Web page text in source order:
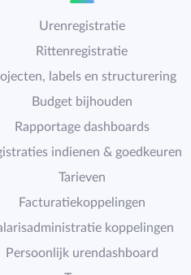
Urenregistratie
Rittenregistratie
labels en structurering
Budget bijhouden
Rapportage dashboards
indienen & goedkeuren
Tarieven
Facturatiekoppelingen
koppelingen
Persoonlijk urendashboard